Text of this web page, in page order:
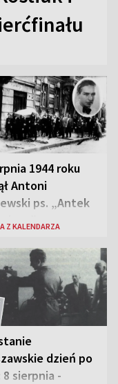
1944 roku
Antoni
ps. „Antek
Z KALENDARZA
dzień po
8 sierpnia -